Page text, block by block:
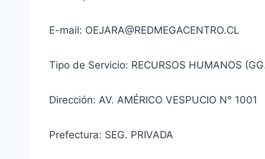
E-mail: OEJARA@REDMEGACENTRO.CL
Tipo de Servicio: RECURSOS HUMANOS
Dirección: AV. AMÉRICO VESPUCIO N° 1001
Prefectura: SEG. PRIVADA